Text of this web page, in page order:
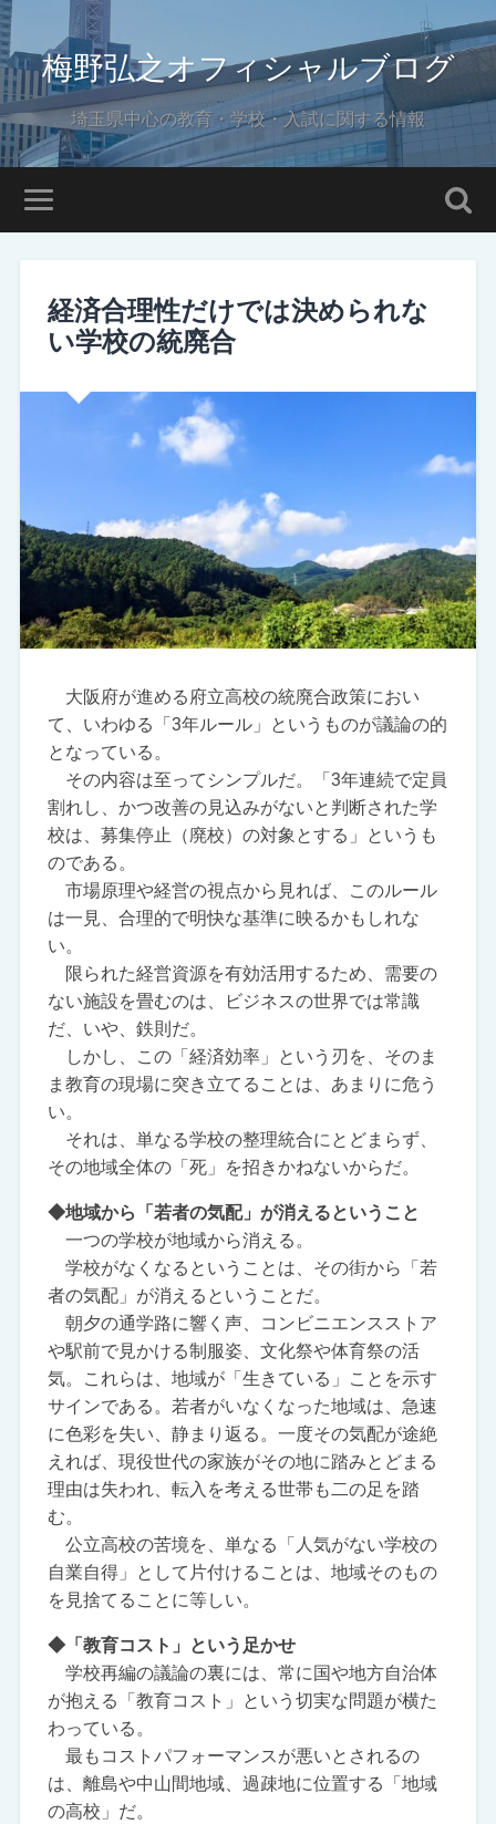
梅野弘之オフィシャルブログ
埼玉県中心の教育・学校・入試に関する情報
経済合理性だけでは決められな
い学校の統廃合
大阪府が進める府立高校の統廃合政策におい
て、いわゆる「3年ルール」というものが議論の的
となっている。
その内容は至ってシンプルだ。「3年連続で定員
割れし、かつ改善の見込みがないと判断された学
校は、募集停止（廃校）の対象とする」というも
のである。
市場原理や経営の視点から見れば、このルール
は一見、合理的で明快な基準に映るかもしれな
い。
限られた経営資源を有効活用するため、需要の
ない施設を畳むのは、ビジネスの世界では常識
だ、いや、鉄則だ。
しかし、この「経済効率」という刃を、そのま
ま教育の現場に突き立てることは、あまりに危う
い。
それは、単なる学校の整理統合にとどまらず、
その地域全体の「死」を招きかねないからだ。
◆地域から「若者の気配」が消えるということ
一つの学校が地域から消える。
学校がなくなるということは、その街から「若
者の気配」が消えるということだ。
朝夕の通学路に響く声、コンビニエンスストア
や駅前で見かける制服姿、文化祭や体育祭の活
気。これらは、地域が「生きている」ことを示す
サインである。若者がいなくなった地域は、急速
に色彩を失い、静まり返る。一度その気配が途絶
えれば、現役世代の家族がその地に踏みとどまる
理由は失われ、転入を考える世帯も二の足を踏
む。
公立高校の苦境を、単なる「人気がない学校の
自業自得」として片付けることは、地域そのもの
を見捨てることに等しい。
◆「教育コスト」という足かせ
学校再編の議論の裏には、常に国や地方自治体
が抱える「教育コスト」という切実な問題が横た
わっている。
最もコストパフォーマンスが悪いとされるの
は、離島や中山間地域、過疎地に位置する「地域
の高校」だ。